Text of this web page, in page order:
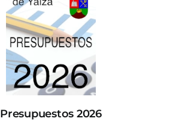
Presupuestos 2026